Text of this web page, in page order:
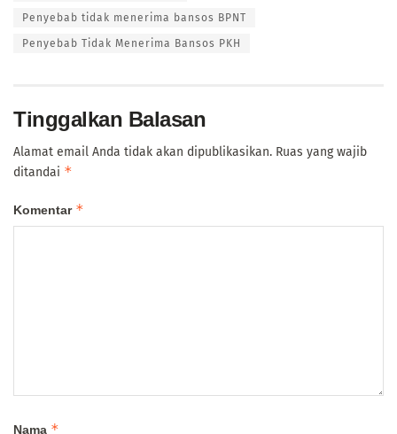
Penyebab tidak menerima bansos BPNT
Penyebab Tidak Menerima Bansos PKH
Tinggalkan Balasan
Alamat email Anda tidak akan dipublikasikan. Ruas yang wajib
ditandai *
Komentar *
Nama *